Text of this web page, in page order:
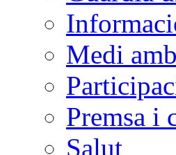
Medi
Premsa i
Salut